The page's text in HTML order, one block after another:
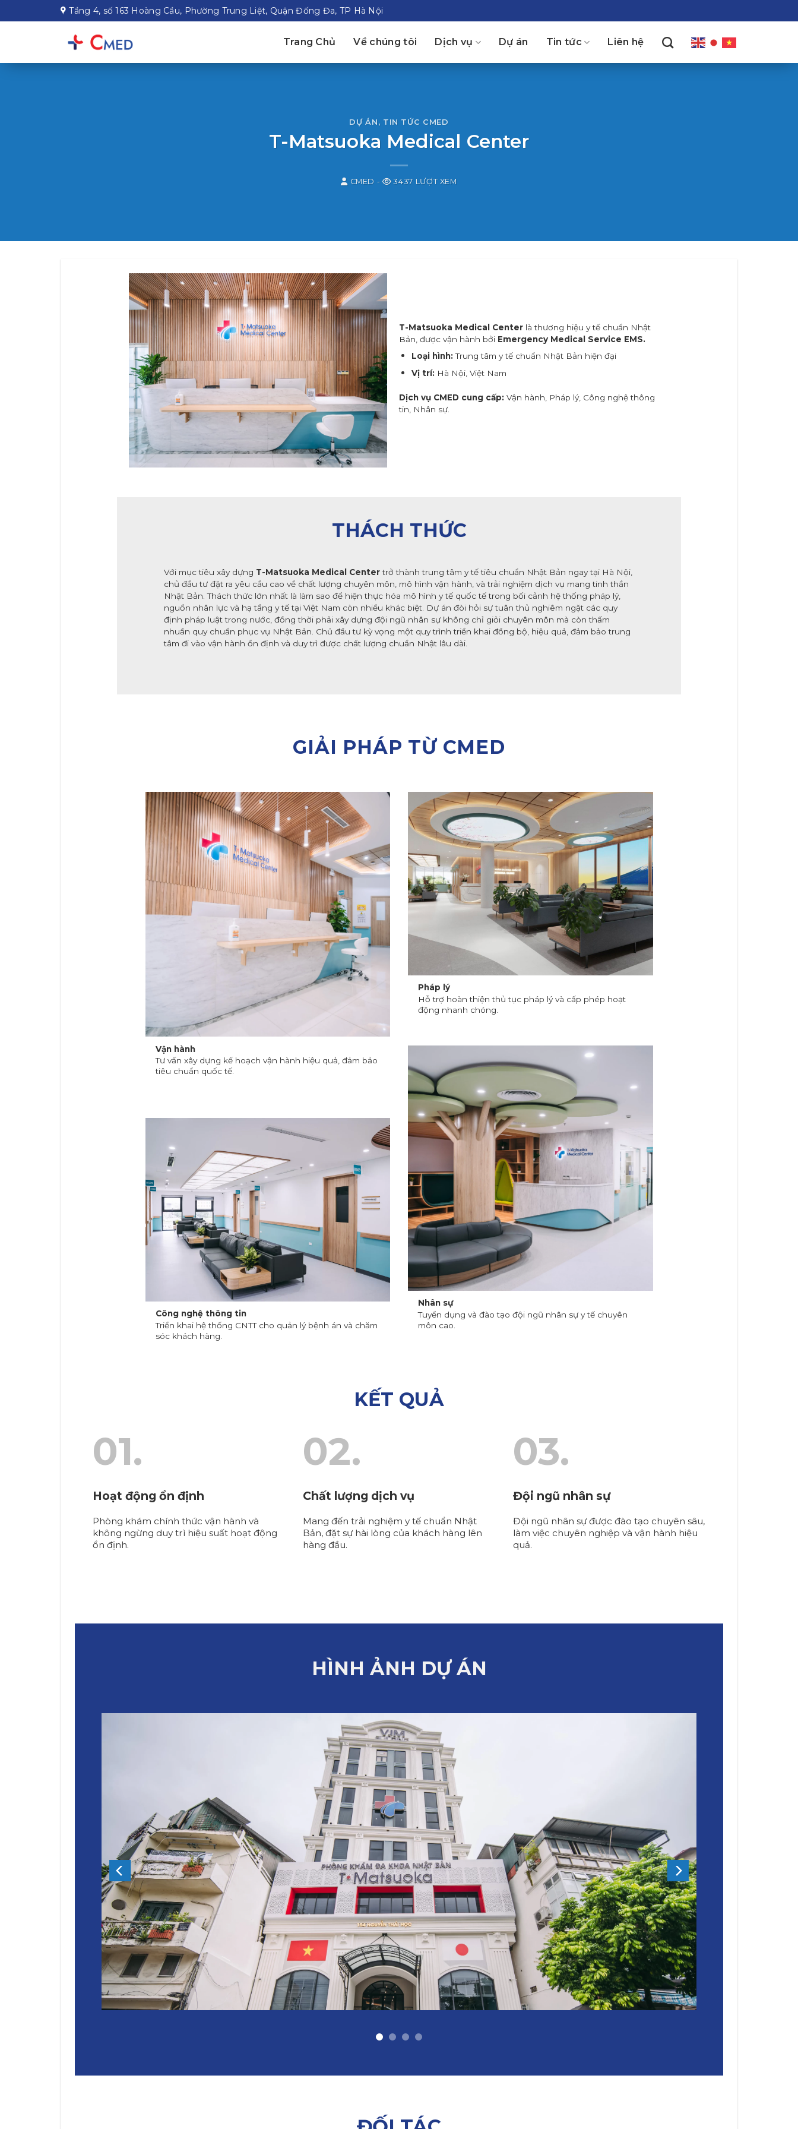
đến
Tầng 4, số 163 Hoàng Cầu, Phường Trung Liệt, Quận Đống Đa, TP Hà Nội
Trang Chủ Về chúng tôi Dịch vụ Dự án Tin tức Liên hệ
DỰ ÁN, TIN TỨC CMED
T-Matsuoka Medical Center
CMED - 3437 LƯỢT XEM
T-Matsuoka Medical Centerlà thương hiệu y tế chuẩn Nhật
Bản, được vận hành bởi Emergency Medical Service EMS.
Loại hình: Trung tâm y tế chuẩn Nhật Bản hiện đại
Vị trí: Hà Nội, Việt Nam
Dịch vụ CMED cung cấp: Vận hành, Pháp lý, Công nghệ thông
tin, Nhân sự.
THÁCH THỨC
Với mục tiêu xây dựng T-Matsuoka Medical Centertrở thành trung tâm y tế tiêu chuẩn Nhật Bản ngay tại Hà Nội,
chủ đầu tư đặt ra yêu cầu cao về chất lượng chuyên môn, mô hình vận hành, và trải nghiệm dịch vụ mang tinh thần
Nhật Bản. Thách thức lớn nhất là làm sao để hiện thực hóa mô hình y tế quốc tế trong bối cảnh hệ thống pháp lý,
nguồn nhân lực và hạ tầng y tế tại Việt Nam còn nhiều khác biệt. Dự án đòi hỏi sự tuân thủ nghiêm ngặt các quy
định pháp luật trong nước, đồng thời phải xây dựng đội ngũ nhân sự không chỉ giỏi chuyên môn mà còn thấm
nhuần quy chuẩn phục vụ Nhật Bản. Chủ đầu tư kỳ vọng một quy trình triển khai đồng bộ, hiệu quả, đảm bảo trung
tâm đi vào vận hành ổn định và duy trì được chất lượng chuẩn Nhật lâu dài.
GIẢI PHÁP TỪ CMED
Vận hành
Tư vấn xây dựng kế hoạch vận hành hiệu quả, đảm bảo
tiêu chuẩn quốc tế.
Công nghệ thông tin
Triển khai hệ thống CNTT cho quản lý bệnh án và chăm
sóc khách hàng.
Pháp lý
Hỗ trợ hoàn thiện thủ tục pháp lý và cấp phép hoạt
động nhanh chóng.
Nhân sự
Tuyển dụng và đào tạo đội ngũ nhân sự y tế chuyên
môn cao.
KẾT QUẢ
01.
Hoạt động ổn định
Phòng khám chính thức vận hành và
không ngừng duy trì hiệu suất hoạt động
ổn định.
02.
Chất lượng dịch vụ
Mang đến trải nghiệm y tế chuẩn Nhật
Bản, đặt sự hài lòng của khách hàng lên
hàng đầu.
03.
Đội ngũ nhân sự
Đội ngũ nhân sự được đào tạo chuyên sâu,
làm việc chuyên nghiệp và vận hành hiệu
quả.
HÌNH ẢNH DỰ ÁN